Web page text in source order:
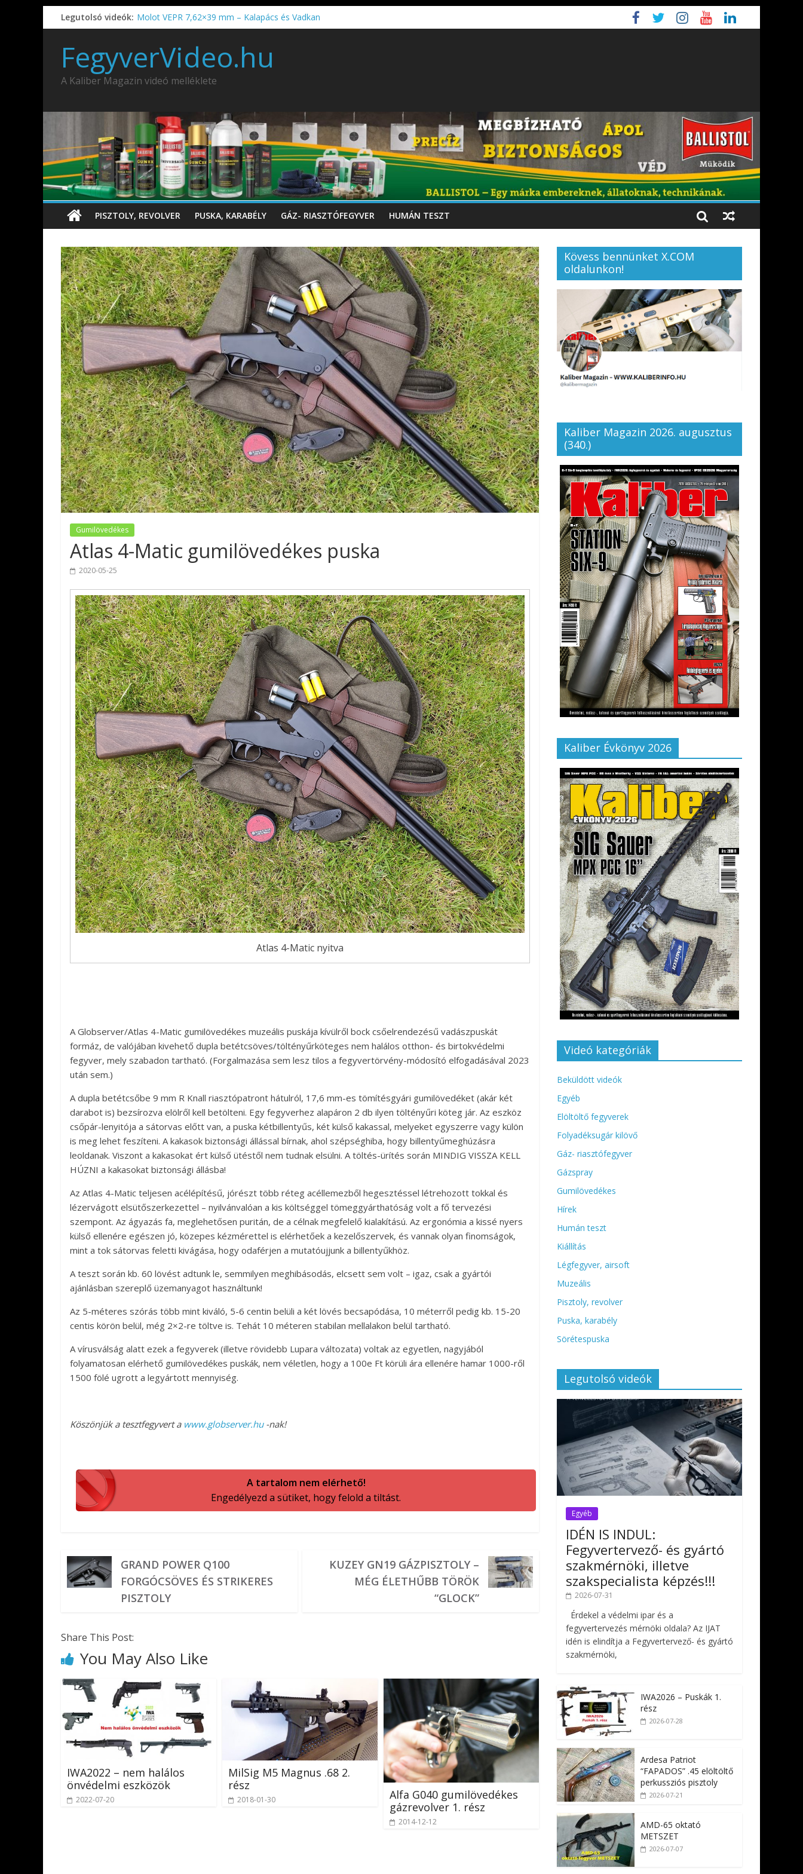
Legutolsó videók: Molot VEPR 7,62×39 mm – Kalapács és Vadkan
IDÉN IS INDUL: Fegyvertervező- és gyártó szakmérnöki, illetve szakspecialista képzés!!!
IWA2026 – Puskák 1. rész
Ardesa Patriot “FAPADOS” .45 elöltöltő perkussziós pisztoly
AMD-65 oktató METSZET
FegyverVideo.hu
A Kaliber Magazin videó melléklete
PISZTOLY, REVOLVER PUSKA, KARABÉLY GÁZ- RIASZTÓFEGYVER HUMÁN TESZT
Gumilövedékes
Atlas 4-Matic gumilövedékes puska
2020-05-25
Atlas 4-Matic nyitva
A Globserver/Atlas 4-Matic gumilövedékes muzeális puskája kívülről bock csőelrendezésű vadászpuskát
formáz, de valójában kivehető dupla betétcsöves/töltényűrköteges nem halálos otthon- és birtokvédelmi
fegyver, mely szabadon tartható. (Forgalmazása sem lesz tilos a fegyvertörvény-módosító elfogadásával 2023
után sem.)
A dupla betétcsőbe 9 mm R Knall riasztópatront hátulról, 17,6 mm-es tömítésgyári gumilövedéket (akár két
darabot is) bezsírozva elölről kell betölteni. Egy fegyverhez alapáron 2 db ilyen töltényűri köteg jár. Az eszköz
csőpár-lenyitója a sátorvas előtt van, a puska kétbillentyűs, két külső kakassal, melyeket egyszerre vagy külön
is meg lehet feszíteni. A kakasok biztonsági állással bírnak, ahol szépséghiba, hogy billentyűmeghúzásra
leoldanak. Viszont a kakasokat ért külső ütéstől nem tudnak elsülni. A töltés-ürítés során MINDIG VISSZA KELL
HÚZNI a kakasokat biztonsági állásba!
Az Atlas 4-Matic teljesen acélépítésű, jórészt több réteg acéllemezből hegesztéssel létrehozott tokkal és
lézervágott elsütőszerkezettel – nyilvánvalóan a kis költséggel tömeggyárthatóság volt a fő tervezési
szempont. Az ágyazás fa, meglehetősen puritán, de a célnak megfelelő kialakítású. Az ergonómia a kissé nyers
külső ellenére egészen jó, közepes kézmérettel is elérhetőek a kezelőszervek, és vannak olyan finomságok,
mint a tok sátorvas feletti kivágása, hogy odaférjen a mutatóujjunk a billentyűkhöz.
A teszt során kb. 60 lövést adtunk le, semmilyen meghibásodás, elcsett sem volt – igaz, csak a gyártói
ajánlásban szereplő üzemanyagot használtunk!
Az 5-méteres szórás több mint kiváló, 5-6 centin belüli a két lövés becsapódása, 10 méterről pedig kb. 15-20
centis körön belül, még 2×2-re töltve is. Tehát 10 méteren stabilan mellalakon belül tartható.
A vírusválság alatt ezek a fegyverek (illetve rövidebb Lupara változata) voltak az egyetlen, nagyjából
folyamatosan elérhető gumilövedékes puskák, nem véletlen, hogy a 100e Ft körüli ára ellenére hamar 1000-ről
1500 fölé ugrott a legyártott mennyiség.
Köszönjük a tesztfegyvert a www.globserver.hu-nak!
A tartalom nem elérhető!
Engedélyezd a sütiket, hogy felold a tiltást.
GRAND POWER Q100
FORGÓCSÖVES ÉS STRIKERES
PISZTOLY
KUZEY GN19 GÁZPISZTOLY –
MÉG ÉLETHŰBB TÖRÖK
“GLOCK”
Share This Post:
You May Also Like
IWA2022 – nem halálos
önvédelmi eszközök
2022-07-20
MilSig M5 Magnus .68 2.
rész
2018-01-30
Alfa G040 gumilövedékes
gázrevolver 1. rész
2014-12-12
Kövess bennünket X.COM
oldalunkon!
Kaliber Magazin 2026. augusztus
(340.)
Kaliber Évkönyv 2026
Videó kategóriák
Beküldött videók
Egyéb
Elöltöltő fegyverek
Folyadéksugár kilövő
Gáz- riasztófegyver
Gázspray
Gumilövedékes
Hírek
Humán teszt
Kiállítás
Légfegyver, airsoft
Muzeális
Pisztoly, revolver
Puska, karabély
Sörétespuska
Legutolsó videók
Egyéb
IDÉN IS INDUL:
Fegyvertervező- és gyártó
szakmérnöki, illetve
szakspecialista képzés!!!
2026-07-31
Érdekel a védelmi ipar és a
fegyvertervezés mérnöki oldala? Az IJAT
idén is elindítja a Fegyvertervező- és gyártó
szakmérnöki,
IWA2026 – Puskák 1.
rész
2026-07-28
Ardesa Patriot
“FAPADOS” .45 elöltöltő
perkussziós pisztoly
2026-07-21
AMD-65 oktató
METSZET
2026-07-07